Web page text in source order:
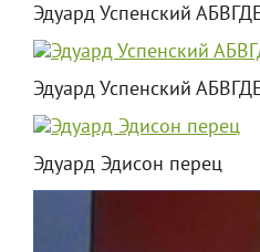
Эдуард Успенский
Эдуард Успенский
Эдуард Эдисон перец